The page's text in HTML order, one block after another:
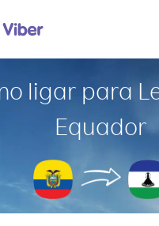
ligar para
Equador